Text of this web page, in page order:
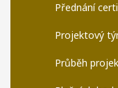
Přednání
Projektový
Průběh